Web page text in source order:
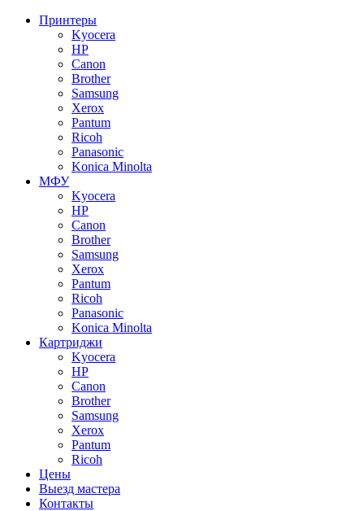
Принтеры
Kyocera
HP
Canon
Brother
Samsung
Xerox
Pantum
Ricoh
Panasonic
Konica Minolta
МФУ
Kyocera
HP
Canon
Brother
Samsung
Xerox
Pantum
Ricoh
Panasonic
Konica Minolta
Картриджи
Kyocera
HP
Canon
Brother
Samsung
Xerox
Pantum
Ricoh
Цены
Выезд мастера
Контакты